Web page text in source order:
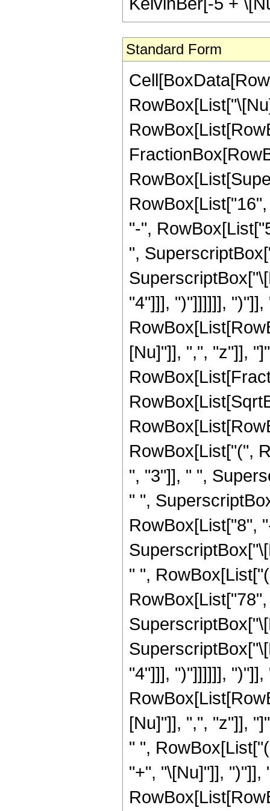
Standard Form
"-",
",
"4"]]], ")"]]]]]],
[Nu]"]], ",", "z"]],
RowBox[List["(",
", "3"]], " ",
" ",
RowBox[List["8",
" ",
"4"]]], ")"]]]]]],
[Nu]"]], ",", "z"]],
" ",
"+", "\[Nu]"]], ")"]],